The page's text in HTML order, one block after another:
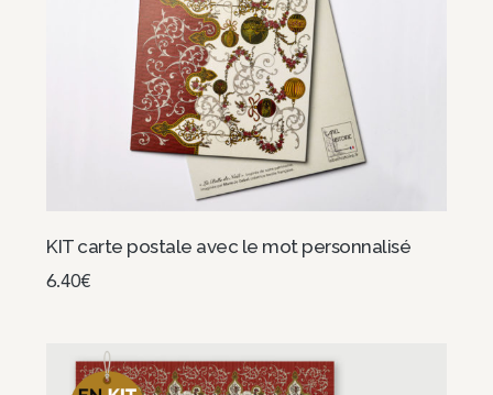
KIT carte postale avec le mot personnalisé
6.40€